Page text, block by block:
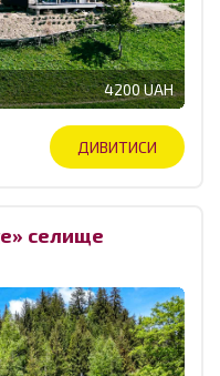
4200 UAH
ДИВИТИСИ
селище